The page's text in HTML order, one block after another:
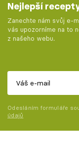
Nejlepší
Zanechte nám svůj e-
vás upozorníme na to
z našeho webu.
Odesláním formuláře
údajů